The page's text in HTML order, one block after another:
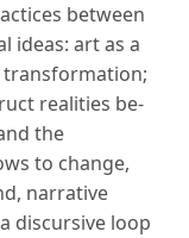
between
ideas: art as a
realities be­
the
to change,
narrative
discursive loop